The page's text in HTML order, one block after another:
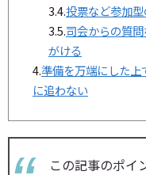
3.4.投票など参加
3.5.司会からの質
がける
4.準備を万端にした
に追わない
この記事のポイ